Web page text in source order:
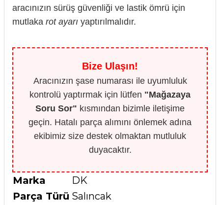
aracınızın sürüş güvenliği ve lastik ömrü için
mutlaka rot ayarı yaptırılmalıdır.
Bize Ulaşın!
Aracınızın şase numarası ile uyumluluk
kontrolü yaptırmak için lütfen "Mağazaya
Soru Sor" kısmından bizimle iletişime
geçin. Hatalı parça alımını önlemek adına
ekibimiz size destek olmaktan mutluluk
duyacaktır.
Marka
DK
Parça Türü Salıncak